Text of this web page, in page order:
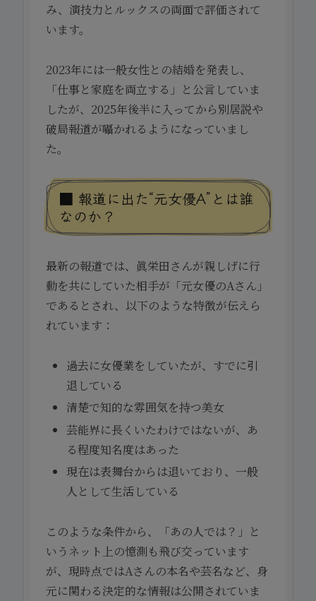
み、演技力とルックスの両面で評価されて
います。
2023年には一般女性との結婚を発表し、
「仕事と家庭を両立する」と公言していま
したが、2025年後半に入ってから別居説や
破局報道が囁かれるようになっていまし
た。
■ 報道に出た“元女優A”とは誰
なのか？
最新の報道では、眞栄田さんが親しげに行
動を共にしていた相手が「元女優のAさん」
であるとされ、以下のような特徴が伝えら
れています：
過去に女優業をしていたが、すでに引
退している
清楚で知的な雰囲気を持つ美女
芸能界に長くいたわけではないが、あ
る程度知名度はあった
現在は表舞台からは退いており、一般
人として生活している
このような条件から、「あの人では？」と
いうネット上の憶測も飛び交っています
が、現時点ではAさんの本名や芸名など、身
元に関わる決定的な情報は公開されていま